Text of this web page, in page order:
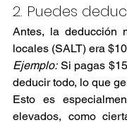
2. Puedes
Antes, la deducción
locales (SALT) era
Ejemplo: Si pagas
deducir todo, lo que
Esto es
elevados, como